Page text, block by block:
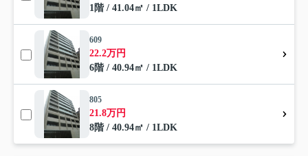
1階 / 41.04㎡ / 1LDK
609
22.2万円
6階 / 40.94㎡ / 1LDK
805
21.8万円
8階 / 40.94㎡ / 1LDK